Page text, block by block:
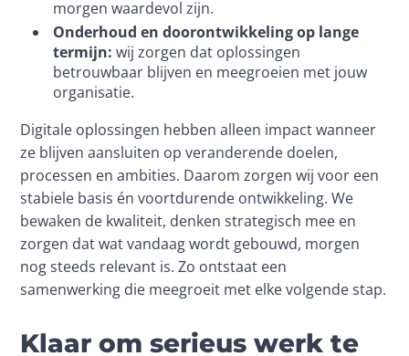
morgen waardevol zijn.
Onderhoud en doorontwikkeling op lange
termijn: wij zorgen dat oplossingen
betrouwbaar blijven en meegroeien met jouw
organisatie.
Digitale oplossingen hebben alleen impact wanneer
ze blijven aansluiten op veranderende doelen,
processen en ambities. Daarom zorgen wij voor een
stabiele basis én voortdurende ontwikkeling. We
bewaken de kwaliteit, denken strategisch mee en
zorgen dat wat vandaag wordt gebouwd, morgen
nog steeds relevant is. Zo ontstaat een
samenwerking die meegroeit met elke volgende stap.
Klaar om serieus werk te